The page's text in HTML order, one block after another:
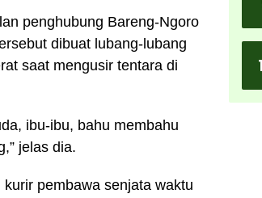
penghubung Bareng-Ngoro
dibuat lubang-lubang
saat mengusir tentara di
ibu-ibu, bahu membahu
jelas dia.
pembawa senjata waktu